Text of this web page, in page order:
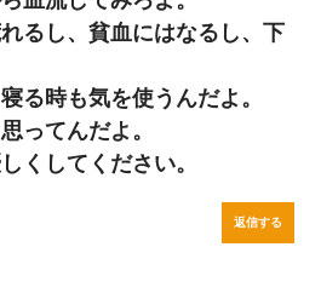
るし、貧血にはなるし、下
る時も気を使うんだよ。
ってんだよ。
くしてください。
返信する